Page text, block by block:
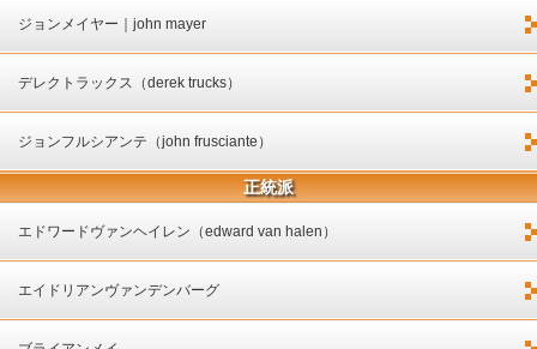
ジョンメイヤー｜john mayer
デレクトラックス（derek trucks）
ジョンフルシアンテ（john frusciante）
正統派
エドワードヴァンヘイレン（edward van halen）
エイドリアンヴァンデンバーグ